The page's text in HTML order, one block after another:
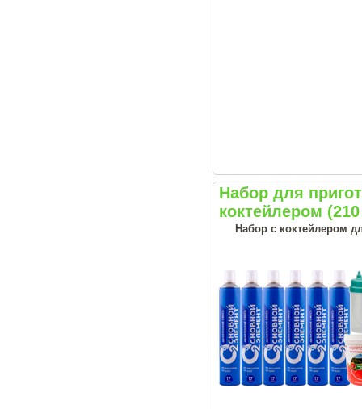
Набор для
коктейлером
Набор с коктейлером